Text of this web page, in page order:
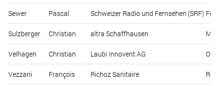
Sewer Pascal Schweizer Radio und Fernsehen (SRF)
Sulzberger Christian altra Schaffhausen
Velhagen Christian Laubi Innovent AG
Vezzani François Richoz Sanitaire